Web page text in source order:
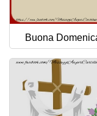
Buona